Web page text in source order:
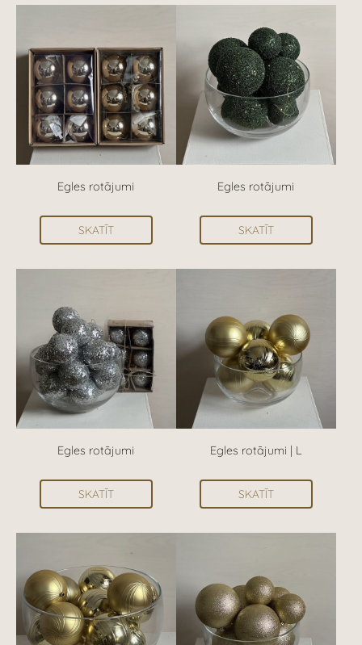
Egles rotājumi
SKATĪT
Egles rotājumi
SKATĪT
Egles rotājumi
SKATĪT
Egles rotājumi | L
SKATĪT